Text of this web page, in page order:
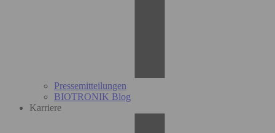
Pressemitteilungen
BIOTRONIK Blog
Karriere